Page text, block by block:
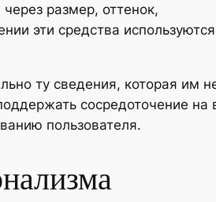
размер, оттенок,
эти средства используются
ту сведения, которая им
сосредоточение на
пользователя.